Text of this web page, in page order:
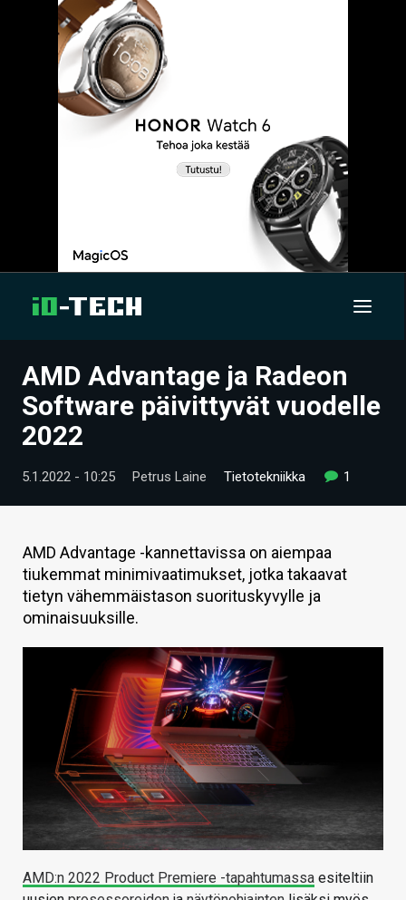
UUTISET
ARTIKKELIT
VIDEOT
TECHBBS
TIETOA
HINTA.FI
KAUPPA
HAKU
AMD Advantage ja Radeon
Software päivittyvät vuodelle
2022
5.1.2022 - 10:25 Petrus Laine Tietotekniikka 1
AMD Advantage -kannettavissa on aiempaa
tiukemmat minimivaatimukset, jotka takaavat
tietyn vähemmäistason suorituskyvylle ja
ominaisuuksille.
AMD:n 2022 Product Premiere -tapahtumassa esiteltiin